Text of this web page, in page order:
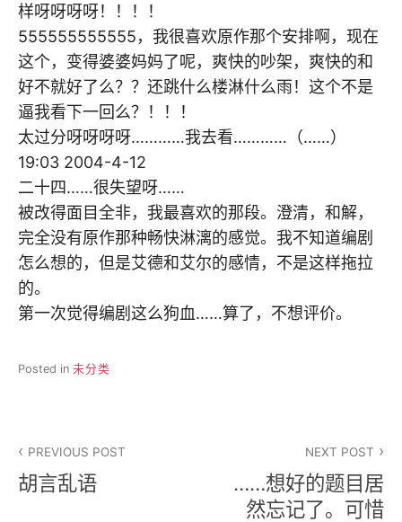
样呀呀呀呀！！！！
555555555555，我很喜欢原作那个安排啊，现在
这个，变得婆婆妈妈了呢，爽快的吵架，爽快的和
好不就好了么？？还跳什么楼淋什么雨！这个不是
逼我看下一回么？！！！
太过分呀呀呀呀…………我去看…………（……）
19:03 2004-4-12
二十四……很失望呀……
被改得面目全非，我最喜欢的那段。澄清，和解，
完全没有原作那种畅快淋漓的感觉。我不知道编剧
怎么想的，但是艾德和艾尔的感情，不是这样拖拉
的。
第一次觉得编剧这么狗血……算了，不想评价。
Posted in 未分类
章
PREVIOUS POST
胡言乱语
NEXT POST
……想好的题目居
然忘记了。可惜